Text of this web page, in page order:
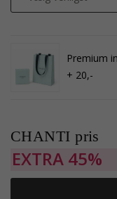
Premium
+ 20,-
CHANTI pris
EXTRA 45%